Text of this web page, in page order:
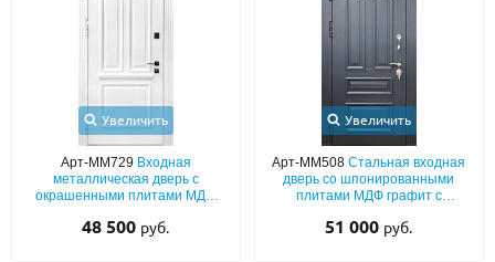
Увеличить
Арт-ММ729 Входная
металлическая дверь с
окрашенными плитами МДФ
раскладкой
48 500 руб.
Увеличить
Арт-ММ508Стальная входная
дверь со шпонированными
плитами МДФ графит с
51 000 руб.